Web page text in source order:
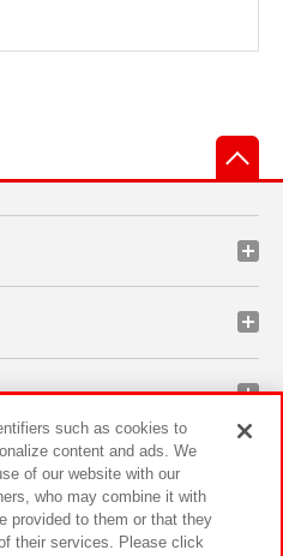
such as cookies to
content and ads. We
of our website with our
who may combine it with
provided to them or that they
their services. Please click